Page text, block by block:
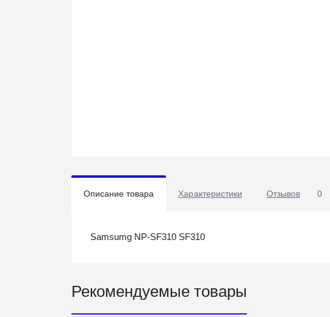
Описание товара Характеристики Отзывов 0
Samsumg NP-SF310 SF310
Рекомендуемые товары